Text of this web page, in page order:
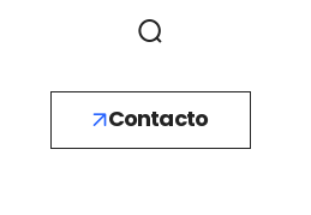
Contacto